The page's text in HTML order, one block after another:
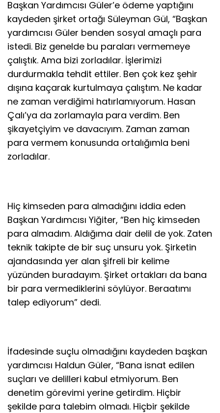
Başkan Yardımcısı Güler’e ödeme yaptığını
kaydeden şirket ortağı Süleyman Gül, “Başkan
yardımcısı Güler benden sosyal amaçlı para
istedi. Biz genelde bu paraları vermemeye
çalıştık. Ama bizi zorladılar. İşlerimizi
durdurmakla tehdit ettiler. Ben çok kez şehir
dışına kaçarak kurtulmaya çalıştım. Ne kadar
ne zaman verdiğimi hatırlamıyorum. Hasan
Çalı’ya da zorlamayla para verdim. Ben
şikayetçiyim ve davacıyım. Zaman zaman
para vermem konusunda ortalığımla beni
zorladılar.
Hiç kimseden para almadığını iddia eden
Başkan Yardımcısı Yiğiter, “Ben hiç kimseden
para almadım. Aldığıma dair delil de yok. Zaten
teknik takipte de bir suç unsuru yok. Şirketin
ajandasında yer alan şifreli bir kelime
yüzünden buradayım. Şirket ortakları da bana
bir para vermediklerini söylüyor. Beraatımı
talep ediyorum” dedi.
İfadesinde suçlu olmadığını kaydeden başkan
yardımcısı Haldun Güler, “Bana isnat edilen
suçları ve delilleri kabul etmiyorum. Ben
denetim görevimi yerine getirdim. Hiçbir
şekilde para talebim olmadı. Hiçbir şekilde